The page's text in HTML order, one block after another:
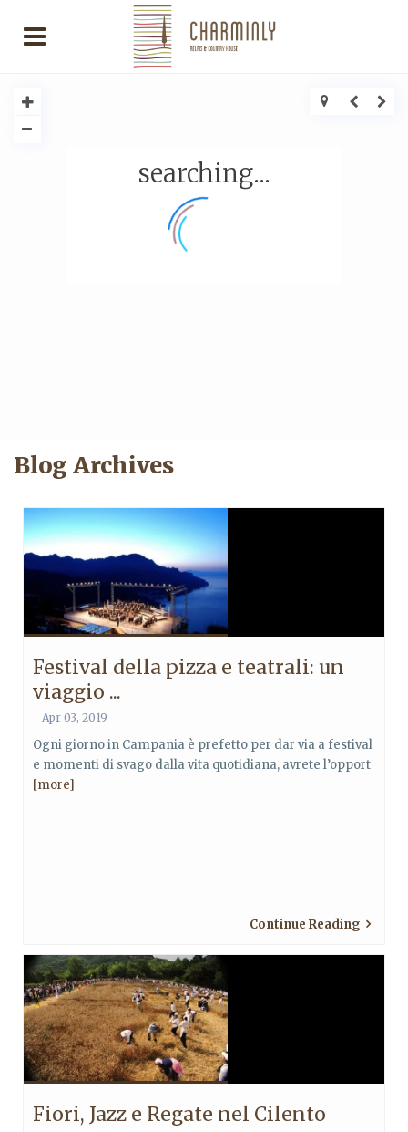
searching...
Blog Archives
Festival della pizza e teatrali: un
viaggio ...
Apr 03, 2019
Ogni giorno in Campania è prefetto per dar via a festival
e momenti di svago dalla vita quotidiana, avrete l’opport
[more]
Continue Reading
Fiori, Jazz e Regate nel Cilento